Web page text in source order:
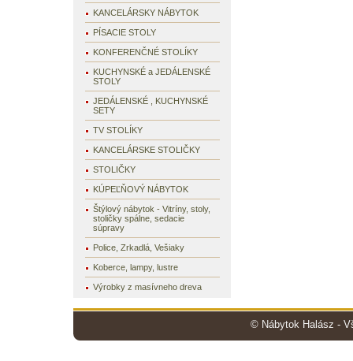
KANCELÁRSKY NÁBYTOK
PÍSACIE STOLY
KONFERENČNÉ STOLÍKY
KUCHYNSKÉ a JEDÁLENSKÉ
STOLY
JEDÁLENSKÉ , KUCHYNSKÉ
SETY
TV STOLÍKY
KANCELÁRSKE STOLIČKY
STOLIČKY
KÚPEĽŇOVÝ NÁBYTOK
Štýlový nábytok - Vitríny, stoly,
stoličky spálne, sedacie
súpravy
Police, Zrkadlá, Vešiaky
Koberce, lampy, lustre
Výrobky z masívneho dreva
© Nábytok Halász -